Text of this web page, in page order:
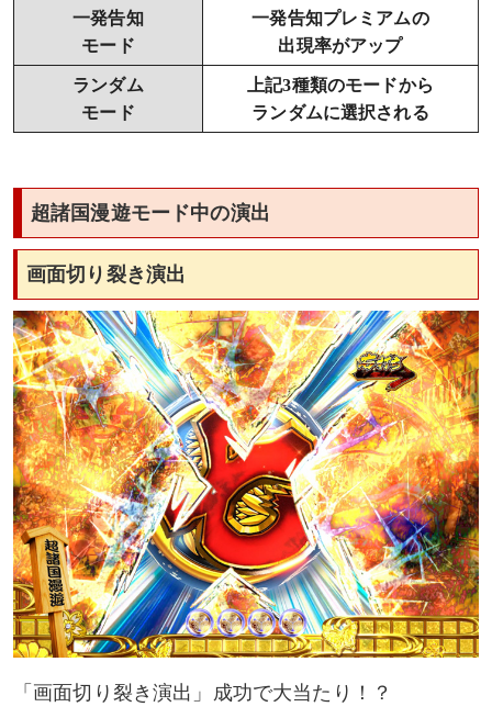
一発告知
モード
一発告知プレミアムの
出現率がアップ
ランダム
モード
上記3種類のモードから
ランダムに選択される
超諸国漫遊モード中の演出
画面切り裂き演出
「画面切り裂き演出」成功で大当たり！？